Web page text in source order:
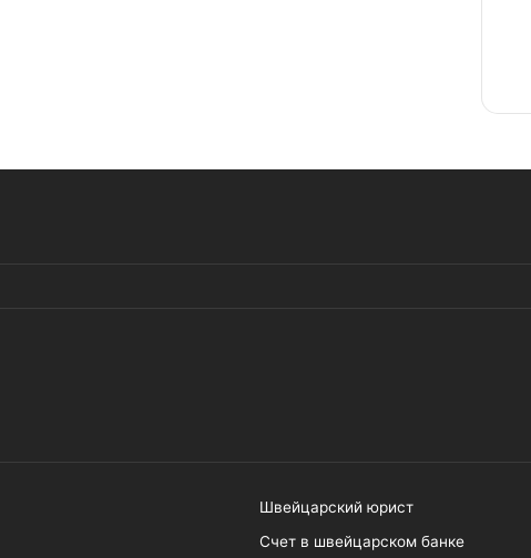
Швейцарский юрист
Счет в швейцарском банке